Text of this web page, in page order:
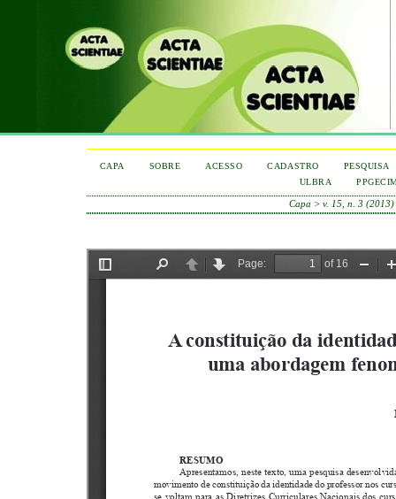
CAPA SOBRE ACESSO CADASTRO
PESQUISA
ULBRA
Capa > v. 15, n. 3 (2013)